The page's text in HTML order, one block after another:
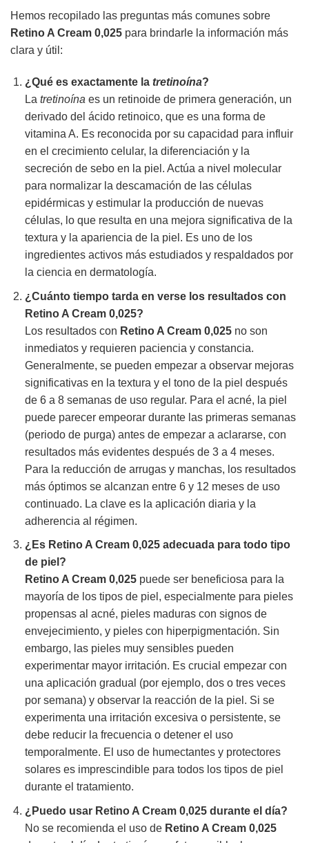
Hemos recopilado las preguntas más comunes sobre
Retino A Cream 0,025 para brindarle la información más
clara y útil:
¿Qué es exactamente la tretinoína?
La tretinoína es un retinoide de primera generación, un
derivado del ácido retinoico, que es una forma de
vitamina A. Es reconocida por su capacidad para influir
en el crecimiento celular, la diferenciación y la
secreción de sebo en la piel. Actúa a nivel molecular
para normalizar la descamación de las células
epidérmicas y estimular la producción de nuevas
células, lo que resulta en una mejora significativa de la
textura y la apariencia de la piel. Es uno de los
ingredientes activos más estudiados y respaldados por
la ciencia en dermatología.
¿Cuánto tiempo tarda en verse los resultados con
Retino A Cream 0,025?
Los resultados con Retino A Cream 0,025no son
inmediatos y requieren paciencia y constancia.
Generalmente, se pueden empezar a observar mejoras
significativas en la textura y el tono de la piel después
de 6 a 8 semanas de uso regular. Para el acné, la piel
puede parecer empeorar durante las primeras semanas
(periodo de purga) antes de empezar a aclararse, con
resultados más evidentes después de 3 a 4 meses.
Para la reducción de arrugas y manchas, los resultados
más óptimos se alcanzan entre 6 y 12 meses de uso
continuado. La clave es la aplicación diaria y la
adherencia al régimen.
¿Es Retino A Cream 0,025adecuada para todo tipo
de piel?
Retino A Cream 0,025puede ser beneficiosa para la
mayoría de los tipos de piel, especialmente para pieles
propensas al acné, pieles maduras con signos de
envejecimiento, y pieles con hiperpigmentación. Sin
embargo, las pieles muy sensibles pueden
experimentar mayor irritación. Es crucial empezar con
una aplicación gradual (por ejemplo, dos o tres veces
por semana) y observar la reacción de la piel. Si se
experimenta una irritación excesiva o persistente, se
debe reducir la frecuencia o detener el uso
temporalmente. El uso de humectantes y protectores
solares es imprescindible para todos los tipos de piel
durante el tratamiento.
¿Puedo usar Retino A Cream 0,025durante el día?
No se recomienda el uso de Retino A Cream 0,025